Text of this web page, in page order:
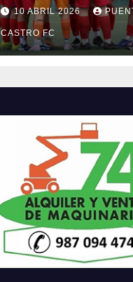
10 ABRIL 2026
CASTRO FC